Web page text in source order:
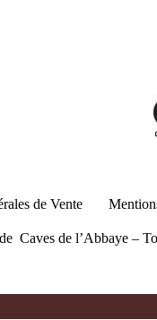
de Vente
Caves de l’Abbaye –